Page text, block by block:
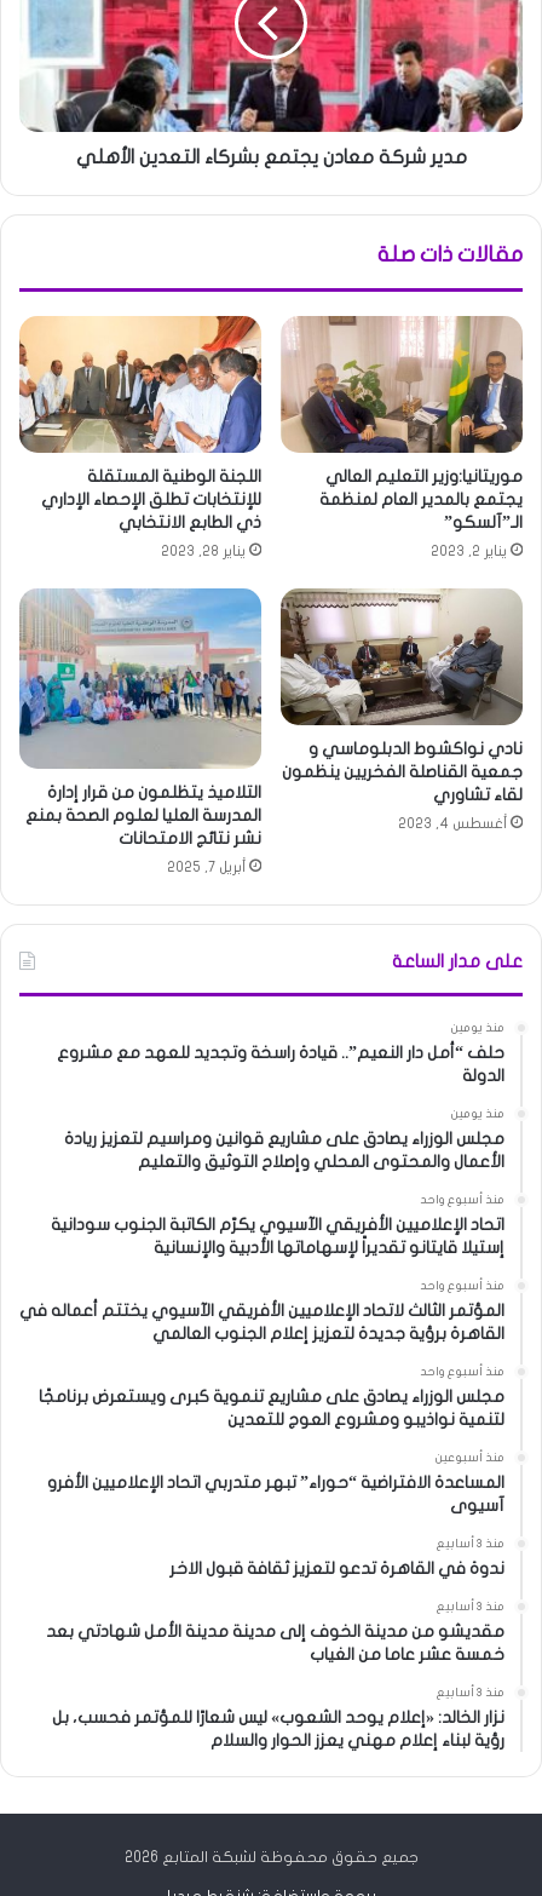
مدير شركة معادن يجتمع بشركاء التعدين الأهلي
مقالات ذات صلة
موريتانيا:وزير التعليم العالي
يجتمع بالمدير العام لمنظمة
الـ”آلسكو”
يناير 2, 2023
اللجنة الوطنية المستقلة
للإنتخابات تطلق الإحصاء الإداري
ذي الطابع الانتخابي
يناير 28, 2023
نادي نواكشوط الدبلوماسي و
جمعية القناصلة الفخريين ينظمون
لقاء تشاوري
أغسطس 4, 2023
التلاميذ يتظلمون من قرار إدارة
المدرسة العليا لعلوم الصحة بمنع
نشر نتائج الامتحانات
أبريل 7, 2025
على مدار الساعة
منذ يومين
حلف “أمل دار النعيم”.. قيادة راسخة وتجديد للعهد مع مشروع
الدولة
منذ يومين
مجلس الوزراء يصادق على مشاريع قوانين ومراسيم لتعزيز ريادة
الأعمال والمحتوى المحلي وإصلاح التوثيق والتعليم
منذ أسبوع واحد
اتحاد الإعلاميين الأفريقي الآسيوي يكرّم الكاتبة الجنوب سودانية
إستيلا قايتانو تقديراً لإسهاماتها الأدبية والإنسانية
منذ أسبوع واحد
المؤتمر الثالث لاتحاد الإعلاميين الأفريقي الآسيوي يختتم أعماله في
القاهرة برؤية جديدة لتعزيز إعلام الجنوب العالمي
منذ أسبوع واحد
مجلس الوزراء يصادق على مشاريع تنموية كبرى ويستعرض برنامجًا
لتنمية نواذيبو ومشروع العوج للتعدين
منذ أسبوعين
المساعدة الافتراضية “حوراء” تبهر متدربي اتحاد الإعلاميين الأفرو
آسيوى
منذ 3 أسابيع
ندوة في القاهرة تدعو لتعزيز ثقافة قبول الاخر
منذ 3 أسابيع
مقديشو من مدينة الخوف إلى مدينة مدينة الأمل شهادتي بعد
خمسة عشر عاما من الغياب
منذ 3 أسابيع
نزار الخالد: «إعلام يوحد الشعوب» ليس شعارًا للمؤتمر فحسب، بل
رؤية لبناء إعلام مهني يعزز الحوار والسلام
جميع حقوق محفوظة لشبكة المتابع 2026